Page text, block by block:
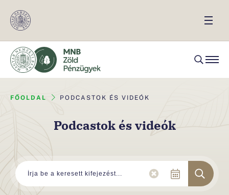
FŐOLDAL PODCASTOK ÉS VIDEÓK
Podcastok és videók